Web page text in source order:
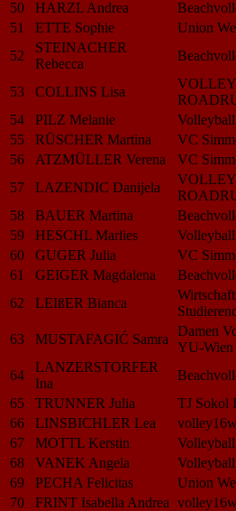
50
HARZL Andrea
51
ETTE Sophie Union
52
STEINACHER
Rebecca
53 COLLINS Lisa
54
PILZ Melanie
55
RÜSCHER Martina VC
56
ATZMÜLLER Verena VC
57
LAZENDIC Danijela
58
BAUER Martina
59
HESCHL Marlies
60
GUGER Julia VC
61
GEIGER Magdalena
62
LEIßER Bianca
63 MUSTAFAGIĆ Samra
Damen
YU-Wien
64
LANZERSTORFER
Ina
65
TRUNNER Julia TJ Sokol
66
LINSBICHLER Lea
67
MOTTL Kerstin
68
VANEK Angela
69
PECHA Felicitas Union
70
FRINT Isabella Andrea